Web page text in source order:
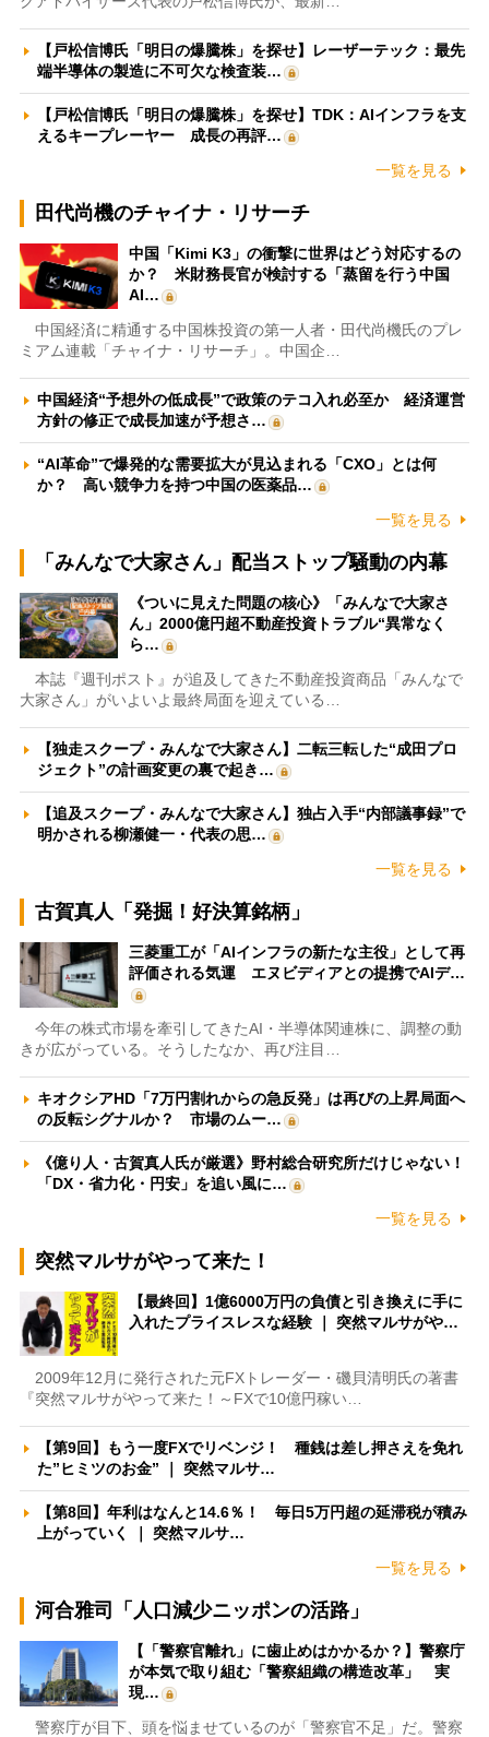
【戸松信博氏「明日の爆騰株」を探せ】レーザーテック：最先
端半導体の製造に不可欠な検査装…
【戸松信博氏「明日の爆騰株」を探せ】TDK：AIインフラを支
えるキープレーヤー 成長の再評…
一覧を見る
田代尚機のチャイナ・リサーチ
中国「Kimi K3」の衝撃に世界はどう対応するの
か？ 米財務長官が検討する「蒸留を行う中国
AI…
中国経済に精通する中国株投資の第一人者・田代尚機氏のプレ
ミアム連載「チャイナ・リサーチ」。中国企…
中国経済“予想外の低成長”で政策のテコ入れ必至か 経済運営
方針の修正で成長加速が予想さ…
“AI革命”で爆発的な需要拡大が見込まれる「CXO」とは何
か？ 高い競争力を持つ中国の医薬品…
一覧を見る
「みんなで大家さん」配当ストップ騒動の内幕
《ついに見えた問題の核心》「みんなで大家さ
ん」2000億円超不動産投資トラブル“異常なく
ら…
本誌『週刊ポスト』が追及してきた不動産投資商品「みんなで
大家さん」がいよいよ最終局面を迎えている…
【独走スクープ・みんなで大家さん】二転三転した“成田プロ
ジェクト”の計画変更の裏で起き…
【追及スクープ・みんなで大家さん】独占入手“内部議事録”で
明かされる柳瀬健一・代表の思…
一覧を見る
古賀真人「発掘！好決算銘柄」
三菱重工が「AIインフラの新たな主役」として再
評価される気運 エヌビディアとの提携でAIデ…
今年の株式市場を牽引してきたAI・半導体関連株に、調整の動
きが広がっている。そうしたなか、再び注目…
キオクシアHD「7万円割れからの急反発」は再びの上昇局面へ
の反転シグナルか？ 市場のムー…
《億り人・古賀真人氏が厳選》野村総合研究所だけじゃない！
「DX・省力化・円安」を追い風に…
一覧を見る
突然マルサがやって来た！
【最終回】1億6000万円の負債と引き換えに手に
入れたプライスレスな経験 ｜ 突然マルサがや…
2009年12月に発行された元FXトレーダー・磯貝清明氏の著書
『突然マルサがやって来た！～FXで10億円稼い…
【第9回】もう一度FXでリベンジ！ 種銭は差し押さえを免れ
た”ヒミツのお金” ｜ 突然マルサ…
【第8回】年利はなんと14.6％！ 毎日5万円超の延滞税が積み
上がっていく ｜ 突然マルサ…
一覧を見る
河合雅司「人口減少ニッポンの活路」
【「警察官離れ」に歯止めはかかるか？】警察庁
が本気で取り組む「警察組織の構造改革」 実
現…
警察庁が目下、頭を悩ませているのが「警察官不足」だ。警察